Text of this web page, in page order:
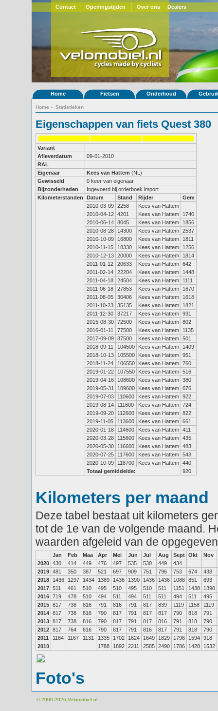
Contact Openingstijden Over ons Dealers
Home Fietsen Onderhoud
Home » Statistieken
Eigenschappen van fiets Quest 380
Variant
Afleverdatum
09-01-2010
RAL
Eigenaar
Kees van Hattem (NL)
Gewisseld
0 keer van eigenaar
Bijzonderheden
Ingevoerd bij orderboek import
Kilometerstanden
Datum Stand Rijder
Gem
2010-03-09 2258 Kees van Hattem -
2010-04-12 4201 Kees van Hattem
1740
2010-06-14 8045 Kees van Hattem
1856
2010-08-28
14300 Kees van Hattem 2537
2010-10-09
16800 Kees van Hattem
1811
2010-11-15
18330 Kees van Hattem
1256
2010-12-13 20000 Kees van Hattem
1814
2011-01-12
20633 Kees van Hattem 642
2011-02-14
22204 Kees van Hattem
1448
2011-04-18
24504 Kees van Hattem
1111
2011-06-18
27853 Kees van Hattem
1670
2011-08-05
30406 Kees van Hattem
1618
2011-10-23
35135 Kees van Hattem
1821
2011-12-30
37217 Kees van Hattem 931
2015-08-30 72500 Kees van Hattem 802
2016-01-11
77500 Kees van Hattem
1135
2017-09-09 87500 Kees van Hattem 501
2018-09-11
104500 Kees van Hattem
1409
2018-10-13
105500 Kees van Hattem 951
2018-11-24
106550 Kees van Hattem 760
2019-01-22
107550 Kees van Hattem 516
2019-04-16
108600 Kees van Hattem 380
2019-05-31
109600 Kees van Hattem 676
2019-07-03
110600 Kees van Hattem 922
2019-08-14
111600 Kees van Hattem 724
2019-09-20
112600 Kees van Hattem 822
2019-11-05
113600 Kees van Hattem 661
2020-01-18
114600 Kees van Hattem 411
2020-03-28
115600 Kees van Hattem 435
2020-05-30
116600 Kees van Hattem 483
2020-07-25
117600 Kees van Hattem 543
2020-10-09
118700 Kees van Hattem 440
Totaal gemiddelde:
920
Kilometers per maand
Deze tabel bestaat uit kilometers
tot de 1e van de volgende maand.
waarden afgeleid van de
Jan Feb Maa Apr Mei Jun Jul Aug Sept Okt
Nov
2020 430 414 449 476 497 535 530 449
434
2019 481 350 387 521 697 909 751 796 753 674
438
2018
1436 1297 1434 1389 1436 1390 1436 1436 1088 851
693
2017 511 461 510 495 510 495 510 511 1151 1438
1390
2016 719 478 510 494 511 494 511 511 494 511
495
2015 817 738 816 791 816 791 817 839 1119 1158
1119
2014 817 738 816 790 817 791 817 817 790 818
791
2013 817 738 816 790 817 791 817 816 791 818
790
2012 817 764 816 790 817 791 816 817 791 818
790
2011
1184 1167 1131 1335 1702 1624 1649 1829 1796 1594 918
2010
1788 1892 2211 2585 2490 1786 1428 1532
Foto's
© 2000-2026 Velomobiel.nl